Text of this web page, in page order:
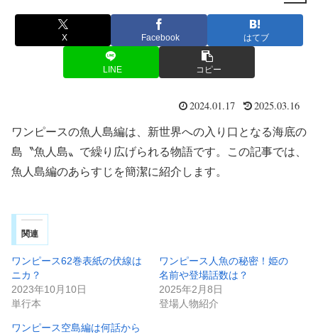
X Facebook はてブ
LINE コピー
2024.01.17 2025.03.16
ワンピースの魚人島編は、新世界への入り口となる海底の
島〝魚人島〟で繰り広げられる物語です。この記事では、
魚人島編のあらすじを簡潔に紹介します。
関連
ワンピース62巻表紙の伏線は
ニカ？
2023年10月10日
単行本
ワンピース人魚の秘密！姫の
名前や登場話数は？
2025年2月8日
登場人物紹介
ワンピース空島編は何話から